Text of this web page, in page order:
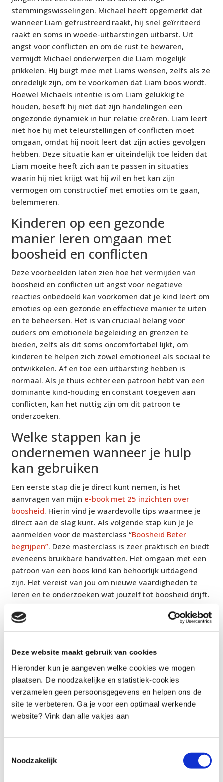
Deze website maakt gebruik van cookies
Hieronder kun je aangeven welke cookies we mogen
plaatsen. De noodzakelijke en statistiek-cookies
verzamelen geen persoonsgegevens en helpen ons de
site te verbeteren. Ga je voor een optimaal werkende
website? Vink dan alle vakjes aan
Noodzakelijk
stemmingswisselingen. Michael heeft opgemerkt dat
wanneer Liam gefrustreerd raakt, hij snel geïrriteerd
raakt en soms in woede-uitbarstingen uitbarst. Uit
angst voor conflicten en om de rust te bewaren,
vermijdt Michael onderwerpen die Liam mogelijk
prikkelen. Hij buigt mee met Liams wensen, zelfs als ze
onredelijk zijn, om te voorkomen dat Liam boos wordt.
Hoewel Michaels intentie is om Liam gelukkig te
houden, beseft hij niet dat zijn handelingen een
ongezonde dynamiek in hun relatie creëren. Liam leert
niet hoe hij met teleurstellingen of conflicten moet
omgaan, omdat hij nooit leert dat zijn acties gevolgen
hebben. Deze situatie kan er uiteindelijk toe leiden dat
Liam moeite heeft zich aan te passen in situaties
waarin hij niet krijgt wat hij wil en het kan zijn
vermogen om constructief met emoties om te gaan,
belemmeren.
Kinderen op een gezonde
manier leren omgaan met
boosheid en conflicten
Deze voorbeelden laten zien hoe het vermijden van
boosheid en conflicten uit angst voor negatieve
reacties onbedoeld kan voorkomen dat je kind leert om
emoties op een gezonde en effectieve manier te uiten
en te beheersen. Het is van cruciaal belang voor
ouders om emotionele begeleiding en grenzen te
bieden, zelfs als dit soms oncomfortabel lijkt, om
kinderen te helpen zich zowel emotioneel als sociaal te
ontwikkelen. Af en toe een uitbarsting hebben is
normaal. Als je thuis echter een patroon hebt van een
dominante kind-houding en constant toegeven aan
conflicten, kan het nuttig zijn om dit patroon te
onderzoeken.
Welke stappen kan je
ondernemen wanneer je hulp
kan gebruiken
Een eerste stap die je direct kunt nemen, is het
aanvragen van mijn e-book met 25 inzichten over
boosheid. Hierin vind je waardevolle tips waarmee je
direct aan de slag kunt. Als volgende stap kun je je
aanmelden voor de masterclass “Boosheid Beter
begrijpen”. Deze masterclass is zeer praktisch en biedt
eveneens bruikbare handvatten. Het omgaan met een
patroon van een boos kind kan behoorlijk uitdagend
zijn. Het vereist van jou om nieuwe vaardigheden te
leren en te onderzoeken wat jouzelf tot boosheid drijft.
instrumenten waarmee ik je begeleid en waarmee ik
direct stappen zet. Het programma “De Kunst van
stappenplan waarbij ik je geleidelijk aan de hand neem.
Bij dit programma is de toolbox inbegrepen. Samen
met je kind ga je aan de slag om het patroon van
boosheid stap voor stap aan te pakken. Als je liever
individuele begeleiding wilt, of als je de voorkeur geeft
aan een mix van online en persoonlijke sessies, of zelfs
belafspraakte plannen.